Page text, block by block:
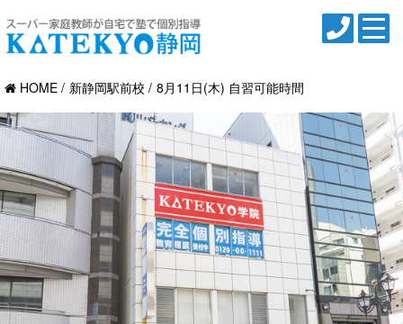
HOME 新静岡駅前校 8月11日(木) 自習可能時間